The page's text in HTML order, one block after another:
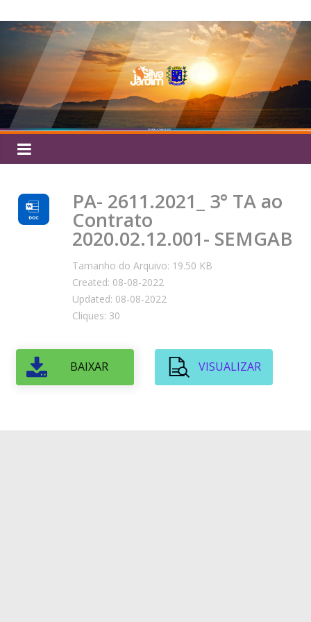
para
conteúdo
Silva
Jardim
PA- 2611.2021_ 3° TA ao
Contrato
2020.02.12.001- SEMGAB
Tamanho do Arquivo: 19.50 KB
Created: 08-08-2022
Updated: 08-08-2022
Cliques: 30
BAIXAR VISUALIZAR